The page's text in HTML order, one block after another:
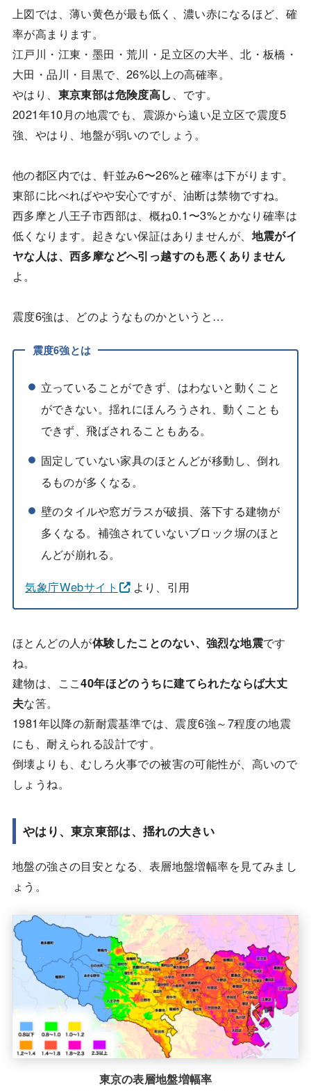
上図では、薄い黄色が最も低く、濃い赤になるほど、確
率が高まります。
江戸川・江東・墨田・荒川・足立区の大半、北・板橋・
大田・品川・目黒で、26%以上の高確率。
やはり、 東京東部は危険度高し
、です。
2021年10月の地震でも、震源から遠い足立区で震度5
強、やはり、地盤が弱いのでしょう。
他の都区内では、軒並み6〜26%と確率は下がります。
東部に比べればやや安心ですが、油断は禁物ですね。
西多摩と八王子市西部は、概ね0.1〜3%とかなり確率は
低くなります。起きない保証はありませんが、 地震がイ
ヤな人は、西多摩などへ引っ越すのも悪くありません
よ。
震度6強は、どのようなものかというと…
震度6強とは
立っていることができず、はわないと動くこと
ができない。揺れにほんろうされ、動くことも
できず、飛ばされることもある。
固定していない家具のほとんどが移動し、倒れ
るものが多くなる。
壁のタイルや窓ガラスが破損、落下する建物が
多くなる。補強されていないブロック塀のほと
んどが崩れる。
気象庁Webサイト
より、引用
ほとんどの人が体験したことのない、強烈な地震です
ね。
建物は、ここ40年ほどのうちに建てられたならば大丈
夫な筈。
1981年以降の新耐震基準では、震度6強～7程度の地震
にも、耐えられる設計です。
倒壊よりも、むしろ火事での被害の可能性が、高いので
しょうね。
やはり、東京東部は、揺れの大きい
地盤の強さの目安となる、表層地盤増幅率を見てみまし
ょう。
東京の表層地盤増幅率